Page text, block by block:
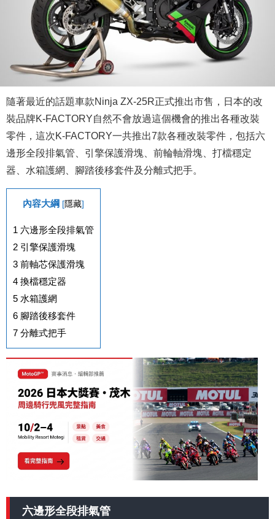
隨著最近的話題車款Ninja ZX-25R正式推出市售，日本的改
裝品牌K-FACTORY自然不會放過這個機會的推出各種改裝
零件，這次K-FACTORY一共推出7款各種改裝零件，包括六
邊形全段排氣管、引擎保護滑塊、前輪軸滑塊、打檔穩定
器、水箱護網、腳踏後移套件及分離式把手。
內容大綱 [隱藏]
1 六邊形全段排氣管
2 引擎保護滑塊
3 前軸芯保護滑塊
4 換檔穩定器
5 水箱護網
6 腳踏後移套件
7 分離式把手
六邊形全段排氣管